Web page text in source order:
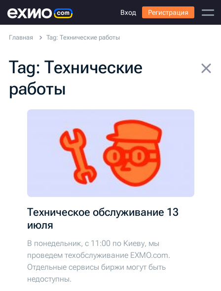
Вход Регистрация
Главная Tag: Технические работы
Tag: Технические
работы
Техническое обслуживание 13
июля
В понедельник, с 11:00 по Киеву, мы
проведем техобслуживание EXMO.com.
Отдельные сервисы биржи могут быть
недоступны.